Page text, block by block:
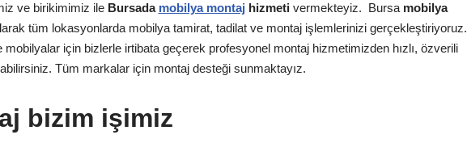
ve birikimimiz ileBursada mobilya montaj hizmetivermekteyiz. Bursamobilya
tüm lokasyonlarda mobilya tamirat, tadilat ve montaj işlemlerinizi gerçekleştiriyoruz.
için bizlerle irtibata geçerek profesyonel montaj hizmetimizden hızlı, özverili
Tüm markalar için montaj desteği sunmaktayız.
bizim işimiz